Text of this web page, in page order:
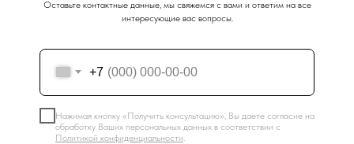
Оставьте контактные данные, мы свяжемся с вами и ответим на все
интересующие вас вопросы.
+7
Нажимая кнопку «Получить консультацию», Вы даете согласие на
обработку Ваших персональных данных в соответствии с
Политикой конфиденциальности